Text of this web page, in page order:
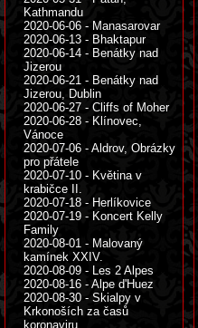
Kathmandu
2020-06-06 - Manasarovar
2020-06-13 - Bhaktapur
2020-06-14 - Benátky nad
Jizerou
2020-06-21 - Benátky nad
Jizerou, Dublin
2020-06-27 - Cliffs of Moher
2020-06-28 - Klínovec,
Vánoce
2020-07-06 - Aldrov, Obrázky
pro přátele
2020-07-10 - Květina v
krabičce II.
2020-07-18 - Herlíkovice
2020-07-19 - Koncert Kelly
Family
2020-08-01 - Malovaný
kamínek XXIV.
2020-08-09 - Les 2 Alpes
2020-08-16 - Alpe d'Huez
2020-08-30 - Skialpy v
Krkonoších za časů
koronaviru